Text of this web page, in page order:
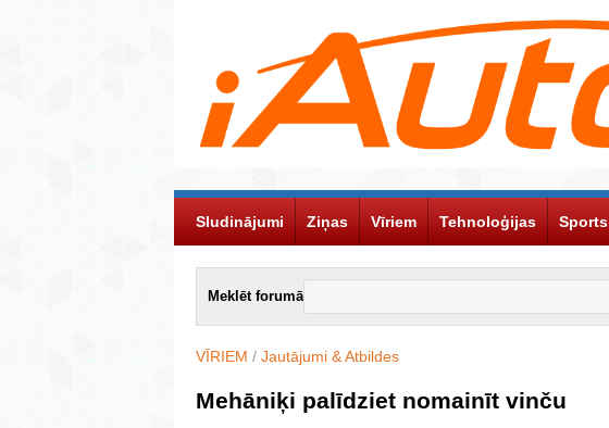
Sludinājumi Ziņas Vīriem Tehnoloģijas Sports
Meklēt forumā
VĪRIEM / Jautājumi & Atbildes
Mehāniķi palīdziet nomainīt vinču